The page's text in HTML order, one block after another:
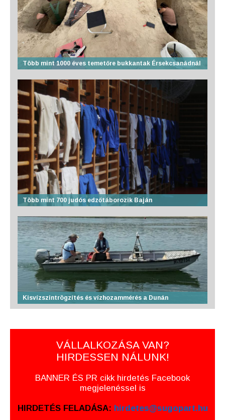
Több mint 1000 éves temetőre bukkantak Érsekcsanádnál
Több mint 700 judós edzőtáborozik Baján
Kisvízszintrögzítés és vízhozammérés a Dunán
VÁLLALKOZÁSA VAN?
HIRDESSEN NÁLUNK!
BANNER ÉS PR cikk hirdetés Facebook
megjelenéssel is
HIRDETÉS FELADÁSA: hirdetes@sugopart.hu